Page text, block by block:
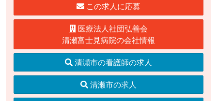
この求人に応募
医療法人社団弘善会
清瀬富士見病院の会社情報
清瀬市の看護師の求人
清瀬市の求人